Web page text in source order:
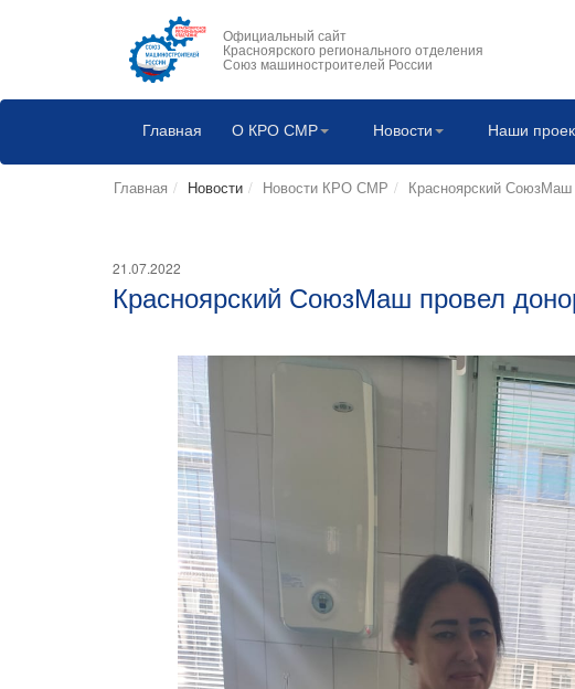
Официальный сайт
Красноярского регионального отделения
Союз машиностроителей России
Главная О КРО СМР Новости Наши
Главная Новости Новости КРО СМР Красноярский
21.07.2022
Красноярский СоюзМаш провел